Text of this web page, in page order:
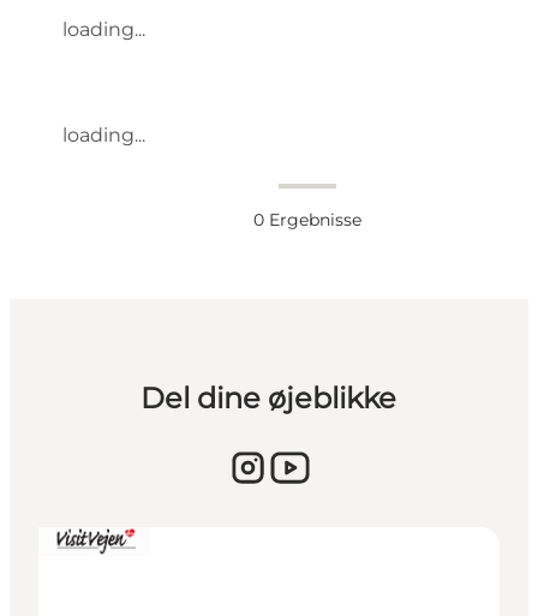
loading...
loading...
0 Ergebnisse
Del dine øjeblikke